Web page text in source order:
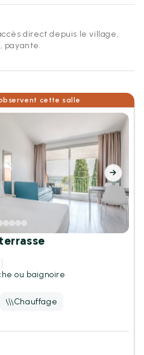
direct depuis le village,
payante.
cette salle
ou baignoire
Chauffage